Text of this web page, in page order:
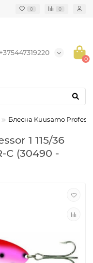
0 0
+375447319220
0
Блесна Kuusamo
1 115/36
C (30490 -